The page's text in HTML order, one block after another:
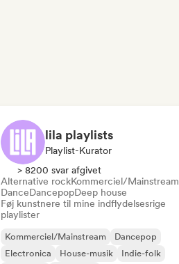
lila playlists
Playlist-Kurator
> 8200 svar afgivet
Alternative rockKommerciel/Mainstream
DanceDancepopDeep house
Føj kunstnere til mine indflydelsesrige
playlister
Kommerciel/Mainstream
Dancepop
Electronica
House-musik
Indie-folk